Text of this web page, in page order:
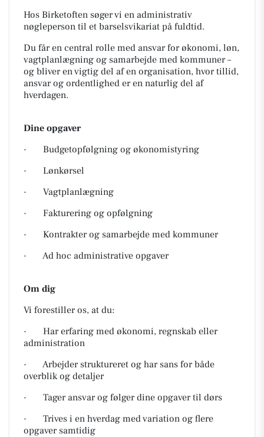
Hos Birketoften søger vi en administrativ
nøgleperson til et barselsvikariat på fuldtid.
Du får en central rolle med ansvar for økonomi, løn,
vagtplanlægning og samarbejde med kommuner –
og bliver en vigtig del af en organisation, hvor tillid,
ansvar og ordentlighed er en naturlig del af
hverdagen.
Dine opgaver
· Budgetopfølgning og økonomistyring
· Lønkørsel
· Vagtplanlægning
· Fakturering og opfølgning
· Kontrakter og samarbejde med kommuner
· Ad hoc administrative opgaver
Om dig
Vi forestiller os, at du:
· Har erfaring med økonomi, regnskab eller
administration
· Arbejder struktureret og har sans for både
overblik og detaljer
· Tager ansvar og følger dine opgaver til dørs
· Trives i en hverdag med variation og flere
opgaver samtidig